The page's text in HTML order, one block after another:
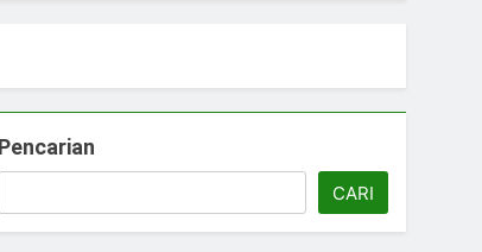
Pencarian
CARI